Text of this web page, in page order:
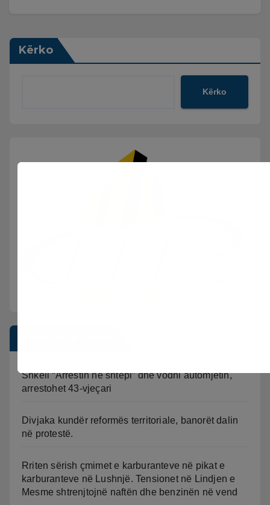
Kërko
Kërko
Shkeli “Arrestin në shtëpi” dhe vodhi automjetin,
arrestohet 43-vjeçari
Divjaka kundër reformës territoriale, banorët dalin
në protestë.
Rriten sërish çmimet e karburanteve në pikat e
karburanteve në Lushnjë. Tensionet në Lindjen e
Mesme shtrenjtojnë naftën dhe benzinën në vend